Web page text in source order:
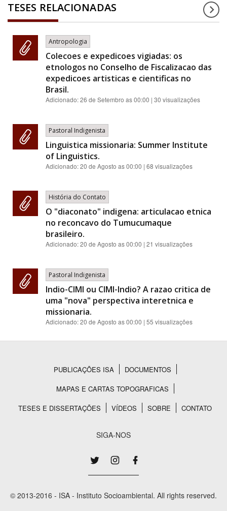
TESES RELACIONADAS
Antropologia
Colecoes e expedicoes vigiadas: os
etnologos no Conselho de Fiscalizacao das
expedicoes artisticas e cientificas no
Brasil.
Adicionado:26 de Setembro as 00:00 | 30 visualizações
Pastoral Indigenista
Linguistica missionaria: Summer Institute
of Linguistics.
Adicionado:20 de Agosto as 00:00 | 68 visualizações
História do Contato
O "diaconato" indigena: articulacao etnica
no reconcavo do Tumucumaque
brasileiro.
Adicionado:20 de Agosto as 00:00 | 21 visualizações
Pastoral Indigenista
Indio-CIMI ou CIMI-Indio? A razao critica de
uma "nova" perspectiva interetnica e
missionaria.
Adicionado:20 de Agosto as 00:00 | 55 visualizações
Rodapé
PUBLICAÇÕES ISA
DOCUMENTOS
MAPAS E CARTAS TOPOGRAFICAS
TESES E DISSERTAÇÕES
VÍDEOS SOBRE CONTATO
SIGA-NOS
© 2013-2016 - ISA - Instituto Socioambiental. All rights reserved.